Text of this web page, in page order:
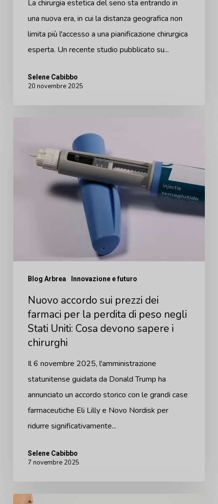
conversione
nelle
consultazioni
La chirurgia estetica del seno sta entrando in
una nuova era, in cui la distanza geografica non
limita più l'accesso a una pianificazione chirurgica
esperta. Un recente studio pubblicato su...
Selene Cabibbo
20 novembre 2025
peso
Stati
Uniti:
Cosa
devono
sapere
chirurghi
Blog Arbrea Innovazione e futuro
Nuovo accordo sui prezzi dei
farmaci per la perdita di peso negli
Stati Uniti: Cosa devono sapere i
chirurghi
Il 6 novembre 2025, l'amministrazione
statunitense guidata da Donald Trump ha
annunciato un accordo storico con le grandi case
farmaceutiche Eli Lilly e Novo Nordisk per
ridurre significativamente...
Selene Cabibbo
7 novembre 2025
Arbrea